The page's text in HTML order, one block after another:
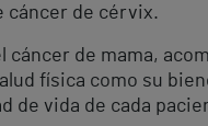
cáncer de cérvix.
de mama,
física como su
de vida de cada